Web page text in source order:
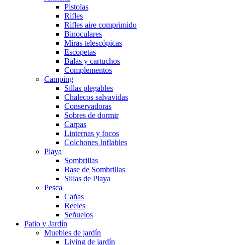
Pistolas
Rifles
Rifles aire comprimido
Binoculares
Miras telescópicas
Escopetas
Balas y cartuchos
Complementos
Camping
Sillas plegables
Chalecos salvavidas
Conservadoras
Sobres de dormir
Carpas
Linternas y focos
Colchones Inflables
Playa
Sombrillas
Base de Sombrillas
Sillas de Playa
Pesca
Cañas
Reeles
Señuelos
Patio y Jardín
Muebles de jardín
Living de jardín